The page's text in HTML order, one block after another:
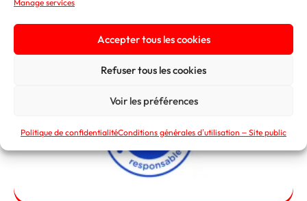
Manage services
Accepter tous les cookies
Refuser tous les cookies
Voir les préférences
Politique de confidentialitéConditions générales d’utilisation – Site public
actualités